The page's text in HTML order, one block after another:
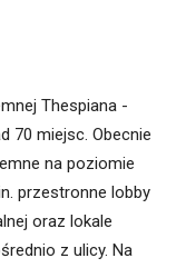
Thespiana -
70 miejsc. Obecnie
na poziomie
przestronne lobby
oraz lokale
z ulicy. Na